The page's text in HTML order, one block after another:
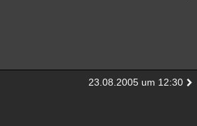
23.08.2005 um 12:30